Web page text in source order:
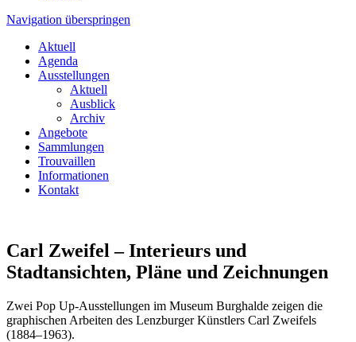
Navigation überspringen
Aktuell
Agenda
Ausstellungen
Aktuell
Ausblick
Archiv
Angebote
Sammlungen
Trouvaillen
Informationen
Kontakt
Carl Zweifel – Interieurs und
Stadtansichten, Pläne und Zeichnungen
Zwei Pop Up-Ausstellungen im Museum Burghalde zeigen die
graphischen Arbeiten des Lenzburger Künstlers Carl Zweifels
(1884–1963).